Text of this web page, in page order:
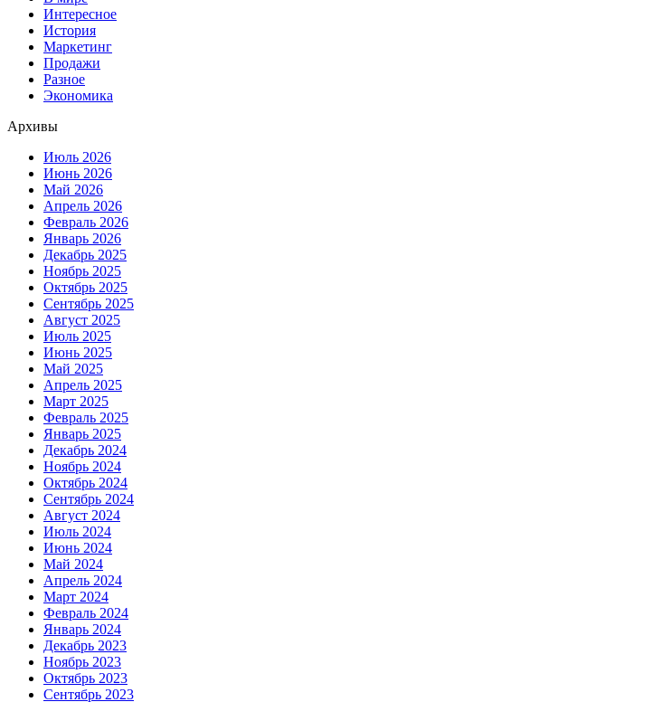
Интересное
История
Маркетинг
Продажи
Разное
Экономика
Архивы
Июль 2026
Июнь 2026
Май 2026
Апрель 2026
Февраль 2026
Январь 2026
Декабрь 2025
Ноябрь 2025
Октябрь 2025
Сентябрь 2025
Август 2025
Июль 2025
Июнь 2025
Май 2025
Апрель 2025
Март 2025
Февраль 2025
Январь 2025
Декабрь 2024
Ноябрь 2024
Октябрь 2024
Сентябрь 2024
Август 2024
Июль 2024
Июнь 2024
Май 2024
Апрель 2024
Март 2024
Февраль 2024
Январь 2024
Декабрь 2023
Ноябрь 2023
Октябрь 2023
Сентябрь 2023